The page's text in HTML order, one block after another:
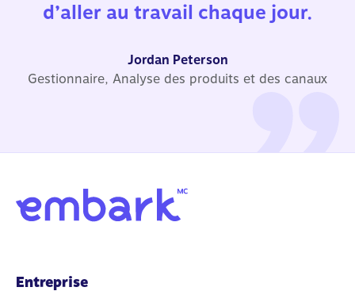
d’aller au travail chaque jour.
Jordan Peterson
Gestionnaire, Analyse des produits et des canaux
Entreprise